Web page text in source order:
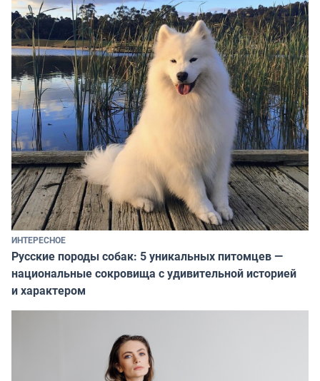
ИНТЕРЕСНОЕ
Русские породы собак: 5 уникальных питомцев —
национальные сокровища с удивительной историей
и характером